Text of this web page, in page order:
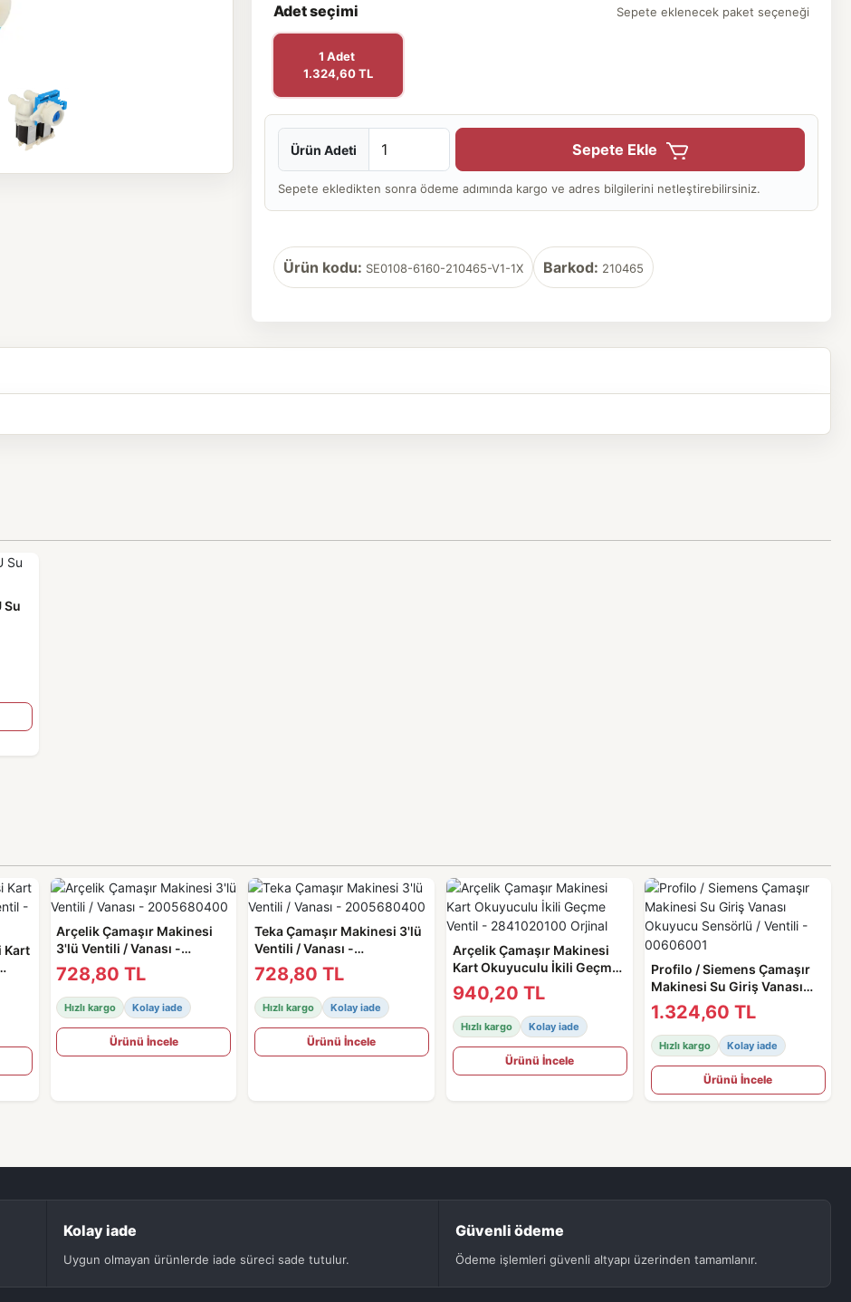
Adet seçimi Sepete eklenecek paket seçeneği
1 Adet
1.324,60 TL
Ürün Adeti Sepete Ekle
Sepete ekledikten sonra ödeme adımında kargo ve adres bilgilerini netleştirebilirsiniz.
Ürün kodu: SE0108-6160-210465-V1-1X Barkod: 210465
Su
Kart
Arçelik Çamaşır Makinesi
3'lü Ventili / Vanası -
2005680400
728,80 TL
Hızlı kargo Kolay iade
Ürünü İncele
Teka Çamaşır Makinesi 3'lü
Ventili / Vanası -
2005680400
728,80 TL
Hızlı kargo Kolay iade
Ürünü İncele
Arçelik Çamaşır Makinesi
Kart Okuyuculu İkili Geçme
Ventil - 2841020100 Orjinal
940,20 TL
Hızlı kargo Kolay iade
Ürünü İncele
Profilo / Siemens Çamaşır
Makinesi Su Giriş Vanası
Okuyucu Sensörlü / Ventili -
00606001
1.324,60 TL
Hızlı kargo Kolay iade
Ürünü İncele
Kolay iade
Uygun olmayan ürünlerde iade süreci sade tutulur.
Güvenli ödeme
Ödeme işlemleri güvenli altyapı üzerinden tamamlanır.